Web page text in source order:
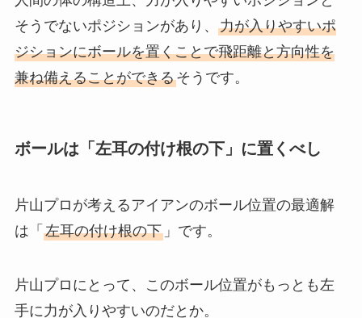
そうでないポジションがあり、 力が入りやすいポ
ジションにボールを置くことで飛距離と方向性を
兼ね備えることができるそうです。
ボールは「左耳の付け根の下」に置くべし
片山プロが考えるアイアンのボール位置の最適解
は「 左耳の付け根の下」です。
片山プロにとって、このボール位置がもっとも左
手に力が入りやすいのだとか。